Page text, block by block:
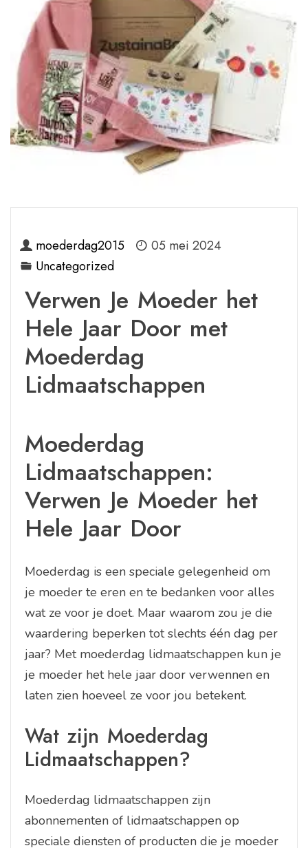
moederdag2015
05 mei 2024
Uncategorized
Verwen Je Moeder het
Hele Jaar Door met
Moederdag
Lidmaatschappen
Moederdag
Lidmaatschappen:
Verwen Je Moeder het
Hele Jaar Door
Moederdag is een speciale gelegenheid om
je moeder te eren en te bedanken voor alles
wat ze voor je doet. Maar waarom zou je die
waardering beperken tot slechts één dag per
jaar? Met moederdag lidmaatschappen kun je
je moeder het hele jaar door verwennen en
laten zien hoeveel ze voor jou betekent.
Wat zijn Moederdag
Lidmaatschappen?
Moederdag lidmaatschappen zijn
abonnementen of lidmaatschappen op
speciale diensten of producten die je moeder